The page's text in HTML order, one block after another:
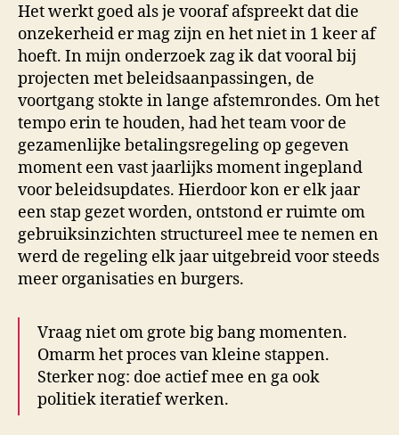
Het werkt goed als je vooraf afspreekt dat die
onzekerheid er mag zijn en het niet in 1 keer af
hoeft. In mijn onderzoek zag ik dat vooral bij
projecten met beleidsaanpassingen, de
voortgang stokte in lange afstemrondes. Om het
tempo erin te houden, had het team voor de
gezamenlijke betalingsregeling op gegeven
moment een vast jaarlijks moment ingepland
voor beleidsupdates. Hierdoor kon er elk jaar
een stap gezet worden, ontstond er ruimte om
gebruiksinzichten structureel mee te nemen en
werd de regeling elk jaar uitgebreid voor steeds
meer organisaties en burgers.
Vraag niet om grote big bang momenten.
Omarm het proces van kleine stappen.
Sterker nog: doe actief mee en ga ook
politiek iteratief werken.